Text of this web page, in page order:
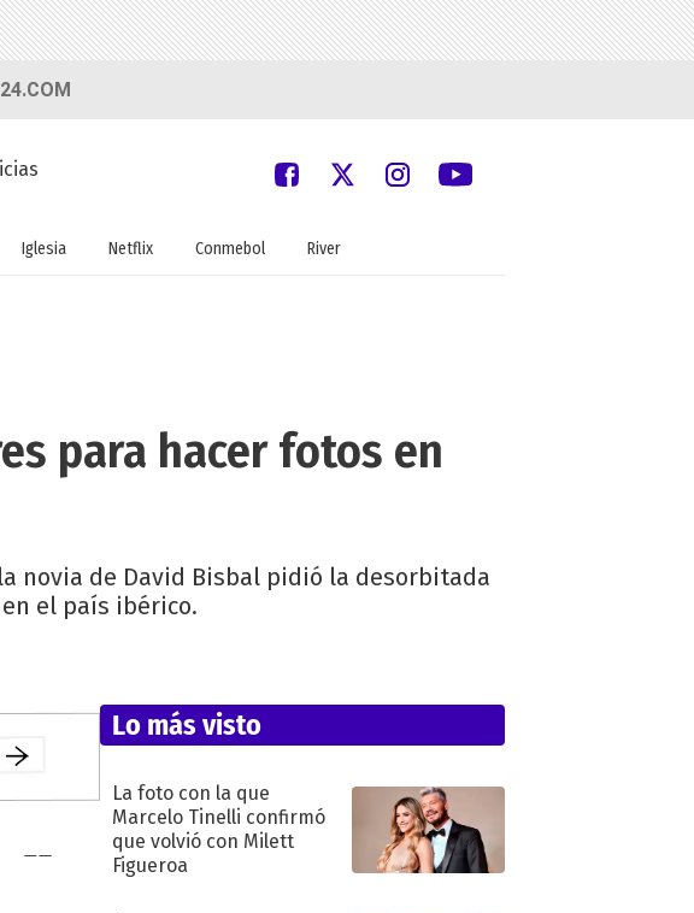
Iglesia Netflix Conmebol River
para hacer fotos en
novia de David Bisbal pidió la desorbitada
el país ibérico.
Lo más visto
La foto con la que
Marcelo Tinelli confirmó
que volvió con Milett
Figueroa